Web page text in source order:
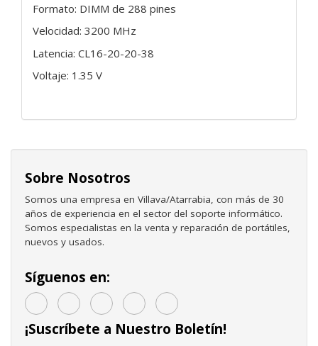
Formato: DIMM de 288 pines
Velocidad: 3200 MHz
Latencia: CL16-20-20-38
Voltaje: 1.35 V
Sobre Nosotros
Somos una empresa en Villava/Atarrabia, con más de 30
años de experiencia en el sector del soporte informático.
Somos especialistas en la venta y reparación de portátiles,
nuevos y usados.
Síguenos en:
¡Suscríbete a Nuestro Boletín!